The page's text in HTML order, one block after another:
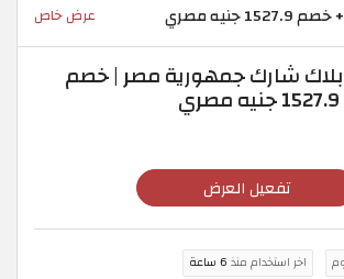
عرض خاص
شارك جمهورية مصر | خصم
تفعيل العرض
اخر استخدام منذ 6 ساعة